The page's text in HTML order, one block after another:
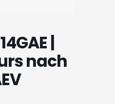
|
nach